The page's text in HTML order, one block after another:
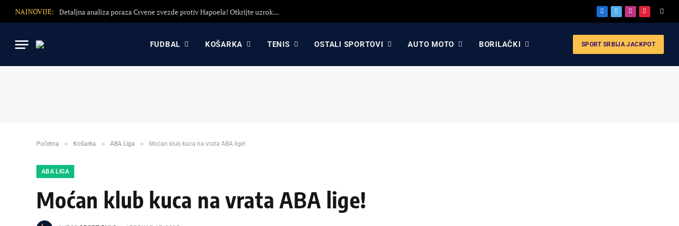
NAJNOVIJE: Detaljna analiza poraza Crvene zvezde protiv Hapoela! Otkrijte uzroke poraza, analizu odluka Dejana Stankovića i najavu revanša Facebook
X
Instagram
Pinterest
FUDBAL KOŠARKA TENIS OSTALI SPORTOVI AUTO MOTO BORILAČKI SPORT SRBIJA JACKPOT
Početna » Košarka » ABA Liga » Moćan klub kuca na vrata ABA lige!
ABA LIGA
Moćan klub kuca na vrata ABA lige!